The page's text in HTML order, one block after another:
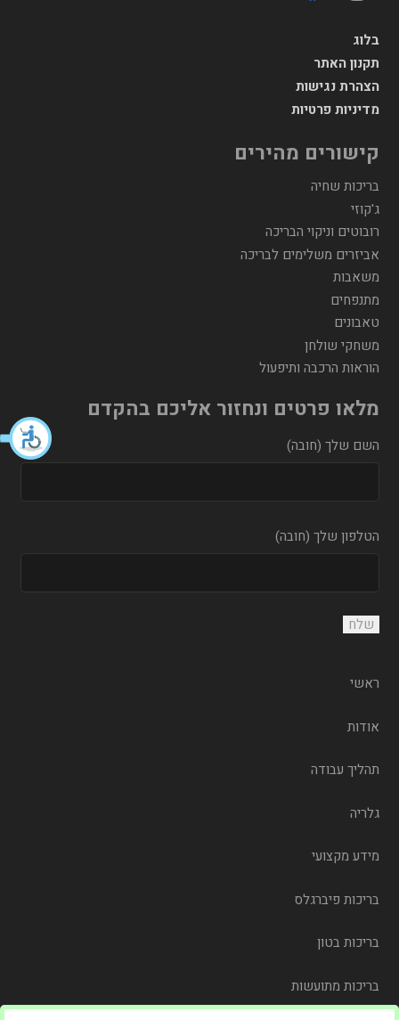
בלוג
תקנון האתר
הצהרת נגישות
מדיניות פרטיות
קישורים מהירים
בריכות שחיה
ג'קוזי
רובוטים וניקוי הבריכה
אביזרים משלימים לבריכה
משאבות
מתנפחים
טאבונים
משחקי שולחן
הוראות הרכבה ותיפעול
מלאו פרטים ונחזור אליכם בהקדם
השם שלך (חובה)
הטלפון שלך (חובה)
ראשי
אודות
תהליך עבודה
גלריה
מידע מקצועי
בריכות פיברגלס
בריכות בטון
בריכות מתועשות